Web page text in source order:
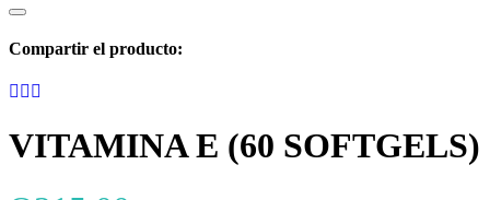
Compartir el producto:
VITAMINA E (60 SOFTGELS)